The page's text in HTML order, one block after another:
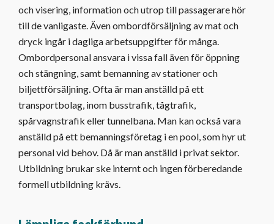
och visering, information och utrop till passagerare hör
till de vanligaste. Även ombordförsäljning av mat och
dryck ingår i dagliga arbetsuppgifter för många.
Ombordpersonal ansvara i vissa fall även för öppning
och stängning, samt bemanning av stationer och
biljettförsäljning. Ofta är man anställd på ett
transportbolag, inom busstrafik, tågtrafik,
spårvagnstrafik eller tunnelbana. Man kan också vara
anställd på ett bemanningsföretag i en pool, som hyr ut
personal vid behov. Då är man anställd i privat sektor.
Utbildning brukar ske internt och ingen förberedande
formell utbildning krävs.